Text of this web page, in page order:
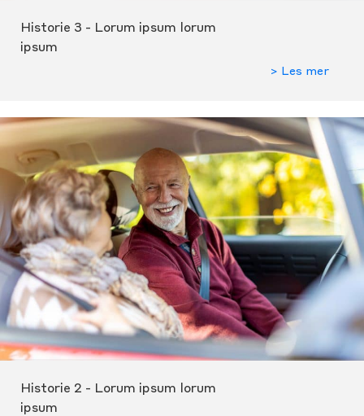
Historie 3 - Lorum ipsum lorum
ipsum
> Les mer
Historie 2 - Lorum ipsum lorum
ipsum